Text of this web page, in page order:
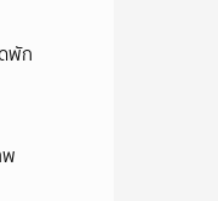
พัก
พ